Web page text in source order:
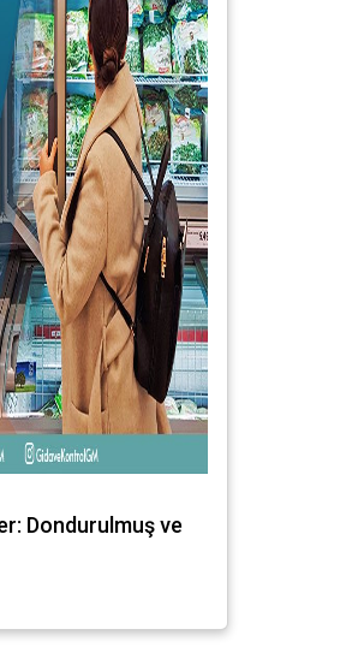
Dondurulmuş ve